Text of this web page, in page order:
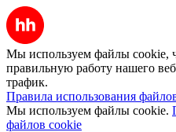
Мы используем файлы cookie,
правильную работу нашего
трафик.
Правила использования
Мы используем файлы cookie.
файлов cookie